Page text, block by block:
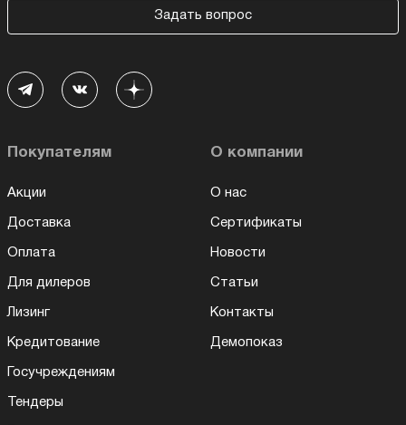
Задать вопрос
Покупателям
Акции
Доставка
Оплата
Для дилеров
Лизинг
Кредитование
Госучреждениям
Тендеры
О компании
О нас
Сертификаты
Новости
Статьи
Контакты
Демопоказ